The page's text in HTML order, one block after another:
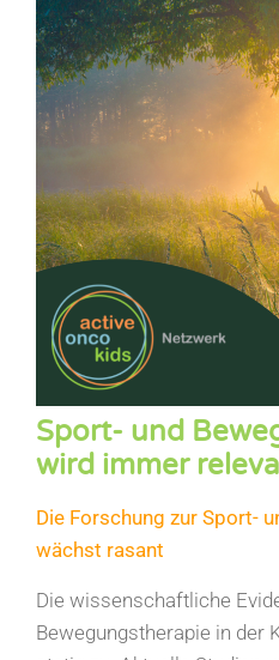
Sport- und
wird immer
Die Forschung zur Sport-
wächst rasant
Die wissenschaftliche
Bewegungstherapie in der